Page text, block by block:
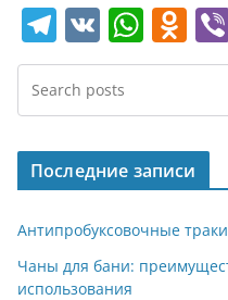
T
el
e
gr
a
m
V
K
W
h
s
A
p
p
O
d
o
kl
a
ss
ni
Последние записи
Антипробуксовочные
Чаны для бани:
использования